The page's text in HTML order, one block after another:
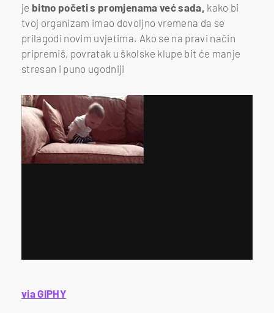
je bitno početi s promjenama već sada, kako bi
tvoj organizam imao dovoljno vremena da se
prilagodi novim uvjetima. Ako se na pravi način
pripremiš, povratak u školske klupe bit će manje
stresan i puno ugodniji
via GIPHY